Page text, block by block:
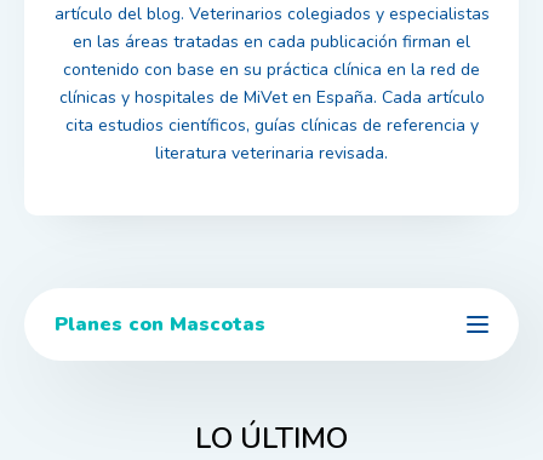
artículo del blog. Veterinarios colegiados y especialistas
en las áreas tratadas en cada publicación firman el
contenido con base en su práctica clínica en la red de
clínicas y hospitales de MiVet en España. Cada artículo
cita estudios científicos, guías clínicas de referencia y
literatura veterinaria revisada.
Planes con Mascotas
LO ÚLTIMO